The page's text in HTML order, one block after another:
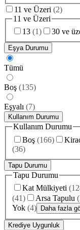
11 ve Üzeri (2)
11 ve Üzeri
13 (1) 30 ve
Eşya Durumu
Tümü
Boş (135)
Eşyalı (7)
Kullanım Durumu
Kullanım Durumu
Boş (166)
(36)
Tapu Durumu
Tapu Durumu
Kat Mülkiyeti (
(41) Arsa Tapulu (
Yok (4) Daha fazla
Krediye Uygunluk